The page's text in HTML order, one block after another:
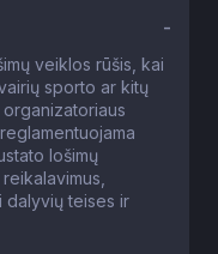
veiklos rūšis, kai
sporto ar kitų
lošimų
dalyvių teises ir